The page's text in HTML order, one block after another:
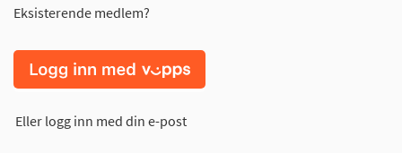
Eksisterende medlem?
Eller logg inn med din e-post